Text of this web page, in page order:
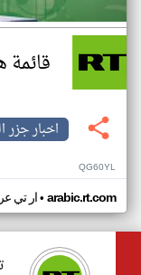
قائمة
اخبار جزر
QG60YL
ار تي• arabic.rt.com